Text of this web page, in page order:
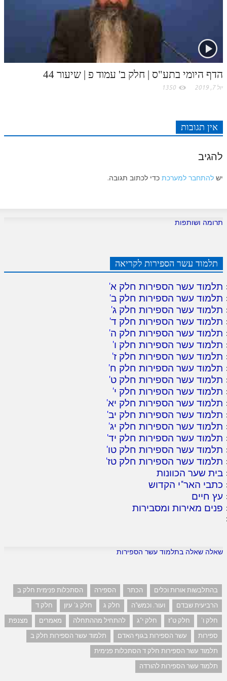
הדף היומי בתע"ס | חלק ב' עמוד פ | שיעור 44
יול 7, 2019 1350
אין תגובות
להגיב
יש להתחבר למערכת כדי לכתוב תגובה.
תרומה ושותפות
תלמוד עשר הספירות לקריאה
תלמוד עשר הספירות חלק א'
תלמוד עשר הספירות חלק ב'
תלמוד עשר הספירות חלק ג'
תלמוד עשר הספירות חלק ד'
תלמוד עשר הספירות חלק ה'
תלמוד עשר הספירות חלק ו'
תלמוד עשר הספירות חלק ז'
תלמוד עשר הספירות חלק ח'
תלמוד עשר הספירות חלק ט'
תלמוד עשר הספירות חלק י'
תלמוד עשר הספירות חלק יא'
תלמוד עשר הספירות חלק יב'
תלמוד עשר הספירות חלק יג'
תלמוד עשר הספירות חלק יד'
תלמוד עשר הספירות חלק טו'
תלמוד עשר הספירות חלק טז'
בית שער הכוונות
כתבי האר"י הקדוש
עץ חיים
פנים מאירות ומסבירות
שאלה שאלה בתלמוד עשר הספירות
בהתלבשות אורות וכלים הכתר הספירה
הסתכלות פנימית חלק ב
הרביעית שבדם
ועור. וכמש"ה חלק ג חלק ג' עיון
חלק ד
חלק ו'
חלק ט"ז חלק י"ג להתחיל מההתחלה מאמרים
מצנפת
ספירות
עשר הספירות בגוף האדם
תלמוד עשר הספירות חלק ב
תלמוד עשר הספירות חלק ד הסתכלות פנימית
תלמוד עשר הספירות להורדה